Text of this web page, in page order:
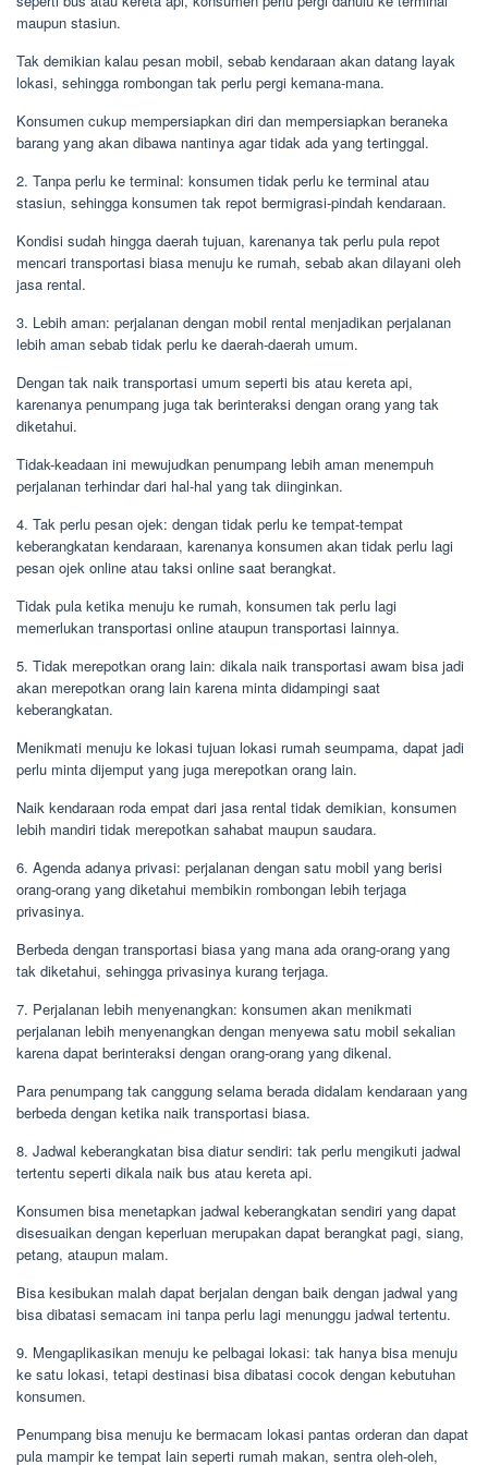
maupun stasiun.
Tak demikian kalau pesan mobil, sebab kendaraan akan datang layak
lokasi, sehingga rombongan tak perlu pergi kemana-mana.
Konsumen cukup mempersiapkan diri dan mempersiapkan beraneka
barang yang akan dibawa nantinya agar tidak ada yang tertinggal.
2. Tanpa perlu ke terminal: konsumen tidak perlu ke terminal atau
stasiun, sehingga konsumen tak repot bermigrasi-pindah kendaraan.
Kondisi sudah hingga daerah tujuan, karenanya tak perlu pula repot
mencari transportasi biasa menuju ke rumah, sebab akan dilayani oleh
jasa rental.
3. Lebih aman: perjalanan dengan mobil rental menjadikan perjalanan
lebih aman sebab tidak perlu ke daerah-daerah umum.
Dengan tak naik transportasi umum seperti bis atau kereta api,
karenanya penumpang juga tak berinteraksi dengan orang yang tak
diketahui.
Tidak-keadaan ini mewujudkan penumpang lebih aman menempuh
perjalanan terhindar dari hal-hal yang tak diinginkan.
4. Tak perlu pesan ojek: dengan tidak perlu ke tempat-tempat
keberangkatan kendaraan, karenanya konsumen akan tidak perlu lagi
pesan ojek online atau taksi online saat berangkat.
Tidak pula ketika menuju ke rumah, konsumen tak perlu lagi
memerlukan transportasi online ataupun transportasi lainnya.
5. Tidak merepotkan orang lain: dikala naik transportasi awam bisa jadi
akan merepotkan orang lain karena minta didampingi saat
keberangkatan.
Menikmati menuju ke lokasi tujuan lokasi rumah seumpama, dapat jadi
perlu minta dijemput yang juga merepotkan orang lain.
Naik kendaraan roda empat dari jasa rental tidak demikian, konsumen
lebih mandiri tidak merepotkan sahabat maupun saudara.
6. Agenda adanya privasi: perjalanan dengan satu mobil yang berisi
orang-orang yang diketahui membikin rombongan lebih terjaga
privasinya.
Berbeda dengan transportasi biasa yang mana ada orang-orang yang
tak diketahui, sehingga privasinya kurang terjaga.
7. Perjalanan lebih menyenangkan: konsumen akan menikmati
perjalanan lebih menyenangkan dengan menyewa satu mobil sekalian
karena dapat berinteraksi dengan orang-orang yang dikenal.
Para penumpang tak canggung selama berada didalam kendaraan yang
berbeda dengan ketika naik transportasi biasa.
8. Jadwal keberangkatan bisa diatur sendiri: tak perlu mengikuti jadwal
tertentu seperti dikala naik bus atau kereta api.
Konsumen bisa menetapkan jadwal keberangkatan sendiri yang dapat
disesuaikan dengan keperluan merupakan dapat berangkat pagi, siang,
petang, ataupun malam.
Bisa kesibukan malah dapat berjalan dengan baik dengan jadwal yang
bisa dibatasi semacam ini tanpa perlu lagi menunggu jadwal tertentu.
9. Mengaplikasikan menuju ke pelbagai lokasi: tak hanya bisa menuju
ke satu lokasi, tetapi destinasi bisa dibatasi cocok dengan kebutuhan
konsumen.
Penumpang bisa menuju ke bermacam lokasi pantas orderan dan dapat
pula mampir ke tempat lain seperti rumah makan, sentra oleh-oleh,